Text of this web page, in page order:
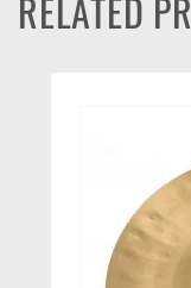
RELATED